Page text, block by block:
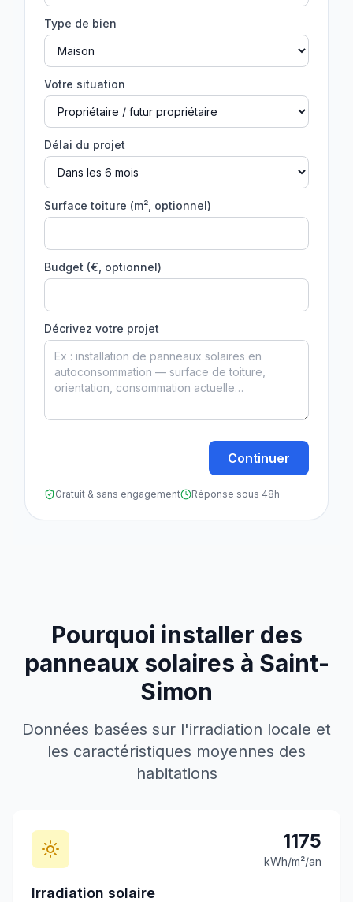
Type de bien
Votre situation
Délai du projet
Surface toiture (m², optionnel)
Budget (€, optionnel)
Décrivez votre projet
Continuer
Gratuit & sans engagement Réponse sous 48h
Pourquoi installer des
panneaux solaires à Saint-
Simon
Données basées sur l'irradiation locale et
les caractéristiques moyennes des
habitations
1175
kWh/m²/an
Irradiation solaire